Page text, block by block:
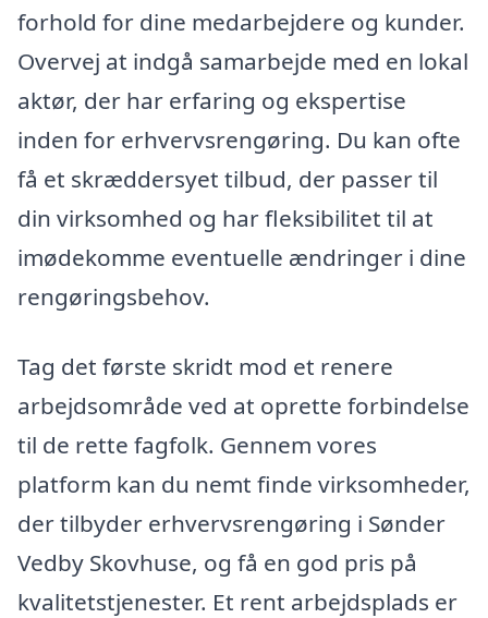
forhold for dine medarbejdere og kunder.
Overvej at indgå samarbejde med en lokal
aktør, der har erfaring og ekspertise
inden for erhvervsrengøring. Du kan ofte
få et skræddersyet tilbud, der passer til
din virksomhed og har fleksibilitet til at
imødekomme eventuelle ændringer i dine
rengøringsbehov.
Tag det første skridt mod et renere
arbejdsområde ved at oprette forbindelse
til de rette fagfolk. Gennem vores
platform kan du nemt finde virksomheder,
der tilbyder erhvervsrengøring i Sønder
Vedby Skovhuse, og få en god pris på
kvalitetstjenester. Et rent arbejdsplads er